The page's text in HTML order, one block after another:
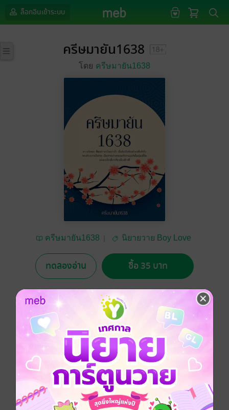
ล็อกอินเข้าระบบ
ครีษมายัน1638
โดย ครีษมายัน1638
ครีษมายัน1638
นิยายวาย Boy Love
ทดลองอ่าน ซื้อ 35 บาท
ซื้อเป็นของขวัญ ติดตาม แชร์
ความรักของซินเยว่จะเป็นอย่างไร เมื่อต้องปิดซ้อนตัวตน
ที่แท้จริงของตัวเองว่าเป็นชาย เมื่อเขาพบว่าตกหลุมรัก
ท่านแม่ทัพใหญ่หงอี้ฉิน แห่งฉางโจวที่มาเที่ยวเมืองต้าหลี่